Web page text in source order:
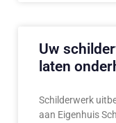
Uw
laten
Schilderwerk
aan Eigenhuis